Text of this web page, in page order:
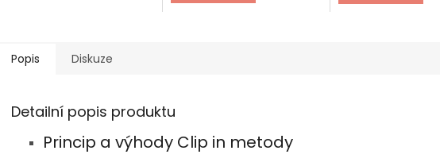
Popis Diskuze
Detailní popis produktu
Princip a výhody Clip in metody